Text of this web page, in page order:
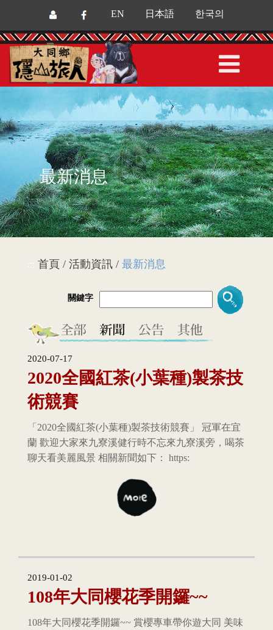
EN 日本語 한국의
最新消息
首頁 / 活動資訊 / 最新消息
關鍵字
2020-07-17
2020全國紅茶(小葉種)製茶技
術競賽
「2020全國紅茶(小葉種)製茶技術競賽」 冠軍在宜
蘭 歡迎大家來九寮溪健行時不忘來九寮溪旁，喝茶
聊天看美麗風景 相關新聞如下： https:
2019-01-02
108年大同櫻花季開鑼~~
108年大同櫻花季開鑼~~ 賞櫻專車帶你遊大同 美味